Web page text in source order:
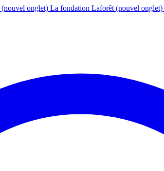
(nouvel onglet) La fondation Laforêt (nouvel onglet)